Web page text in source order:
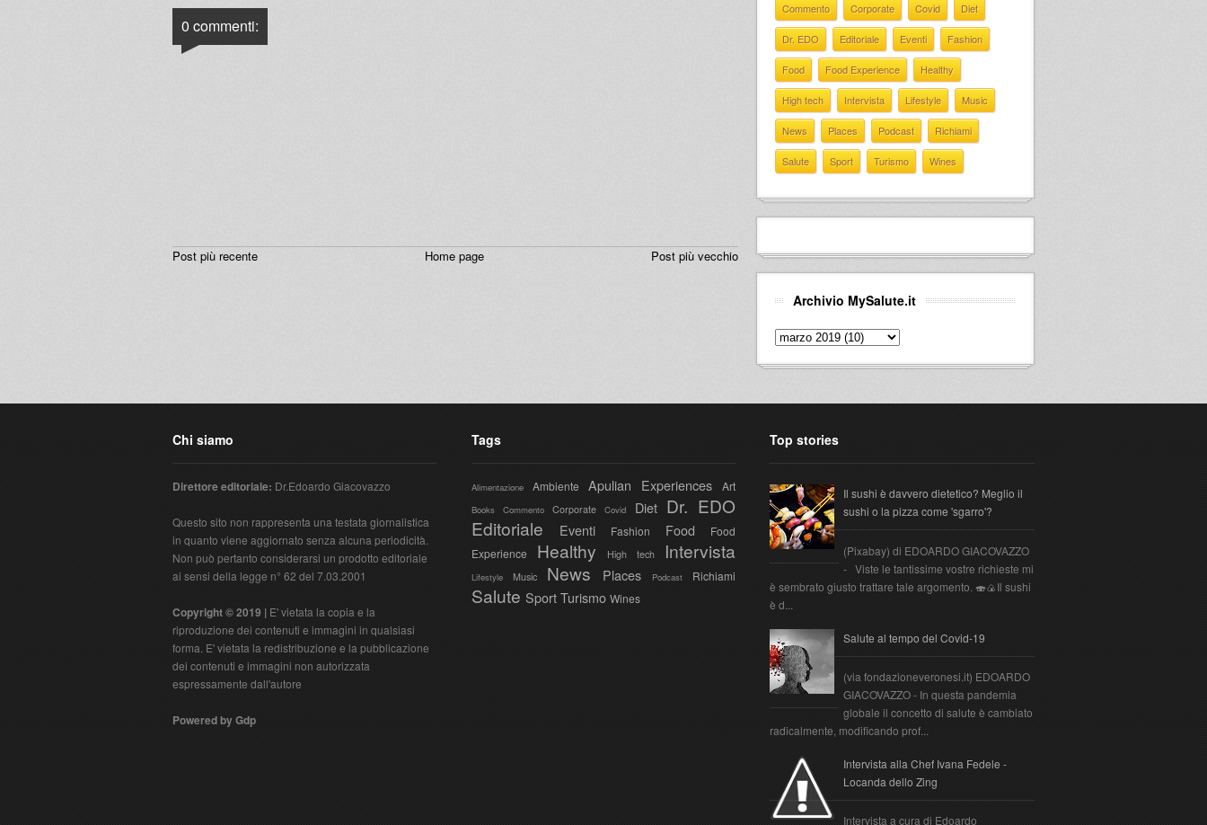
0 commenti:
Post più recente Home page Post più vecchio
Commento Corporate Covid Diet
Dr. EDO Editoriale Eventi Fashion
Food Food Experience Healthy
High tech Intervista Lifestyle Music
News Places Podcast Richiami
Salute Sport Turismo Wines
Archivio MySalute.it
Chi siamo
Direttore editoriale: Dr.Edoardo Giacovazzo
Questo sito non rappresenta una testata giornalistica
in quanto viene aggiornato senza alcuna periodicità.
Non può pertanto considerarsi un prodotto editoriale
ai sensi della legge n° 62 del 7.03.2001
Copyright © 2019 | E' vietata la copia e la
riproduzione dei contenuti e immagini in qualsiasi
forma. E' vietata la redistribuzione e la pubblicazione
dei contenuti e immagini non autorizzata
espressamente dall'autore
Powered by Gdp
Tags
Alimentazione Ambiente Apulian Experiences Art
Books Commento Corporate Covid Diet Dr. EDO
Editoriale
Eventi Fashion Food
Food
Experience
Healthy High tech Intervista
Lifestyle Music News Places Podcast Richiami
Salute Sport Turismo Wines
Top stories
Il sushi è davvero dietetico? Meglio il
sushi o la pizza come 'sgarro'?
(Pixabay) di EDOARDO GIACOVAZZO
- Viste le tantissime vostre richieste mi
è sembrato giusto trattare tale argomento. 🍣🍙Il sushi
è d...
Salute al tempo del Covid-19
(via fondazioneveronesi.it) EDOARDO
GIACOVAZZO - In questa pandemia
globale il concetto di salute è cambiato
radicalmente, modificando prof...
Intervista alla Chef Ivana Fedele -
Locanda dello Zing
Intervista a cura di Edoardo